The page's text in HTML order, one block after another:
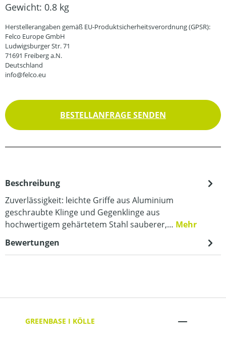
Gewicht: 0.8 kg
Herstellerangaben gemäß EU-Produktsicherheitsverordnung (GPSR):
Felco Europe GmbH
Ludwigsburger Str. 71
71691 Freiberg a.N.
Deutschland
info@felco.eu
BESTELLANFRAGE SENDEN
Beschreibung
Zuverlässigkeit: leichte Griffe aus Aluminium
geschraubte Klinge und Gegenklinge aus
hochwertigem gehärtetem Stahl sauberer,… Mehr
Bewertungen
GREENBASE I KÖLLE